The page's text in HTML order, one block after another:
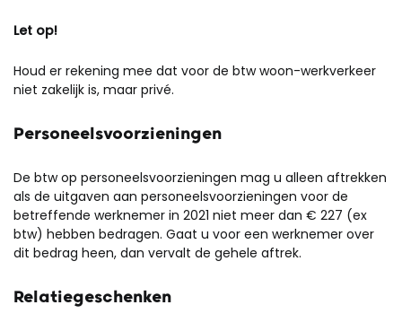
Let op!
Houd er rekening mee dat voor de btw woon-werkverkeer
niet zakelijk is, maar privé.
Personeelsvoorzieningen
De btw op personeelsvoorzieningen mag u alleen aftrekken
als de uitgaven aan personeelsvoorzieningen voor de
betreffende werknemer in 2021 niet meer dan € 227 (ex
btw) hebben bedragen. Gaat u voor een werknemer over
dit bedrag heen, dan vervalt de gehele aftrek.
Relatiegeschenken